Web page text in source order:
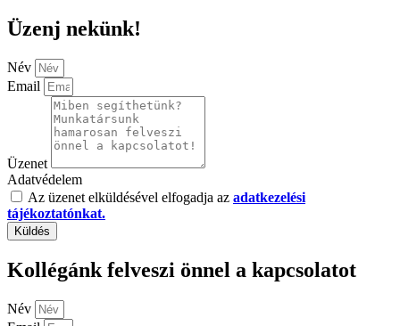
Üzenj nekünk!
Név
Email
Üzenet
Adatvédelem
Az üzenet elküldésével elfogadja az adatkezelési
tájékoztatónkat.
Küldés
Kollégánk felveszi önnel a kapcsolatot
Név